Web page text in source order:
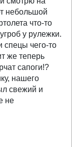
небольшой
что-то
у рулежки.
спецы чего-то
же теперь
сапоги!?
нашего
свежий и
не